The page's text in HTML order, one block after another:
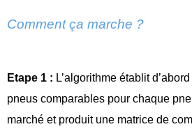
Comment ça marche ?
Etape 1 : L’algorithme établit
pneus comparables pour chaque
marché et produit une matrice de